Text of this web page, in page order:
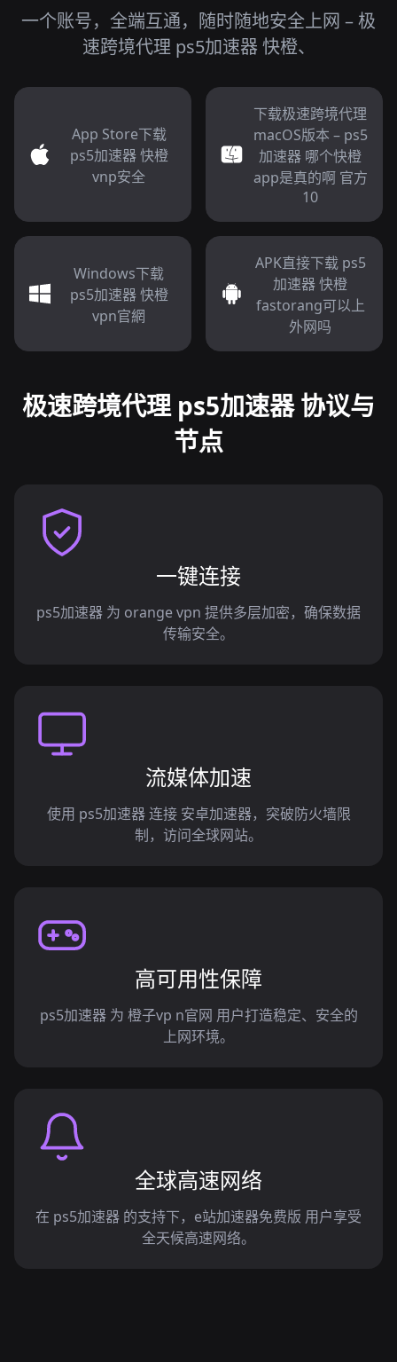
一个账号，全端互通，随时随地安全上网 – 极
速跨境代理 ps5加速器 快橙、
App Store下载
ps5加速器 快橙
vnp安全
下载极速跨境代理
macOS版本 – ps5
加速器 哪个快橙
app是真的啊 官方
10
Windows下载
ps5加速器 快橙
vpn官網
APK直接下载 ps5
加速器 快橙
fastorang可以上
外网吗
极速跨境代理 ps5加速器 协议与
节点
一键连接
ps5加速器 为 orange vpn 提供多层加密，确保数据
传输安全。
流媒体加速
使用 ps5加速器 连接 安卓加速器，突破防火墙限
制，访问全球网站。
高可用性保障
ps5加速器 为 橙子vp n官网 用户打造稳定、安全的
上网环境。
全球高速网络
在 ps5加速器 的支持下，e站加速器免费版 用户享受
全天候高速网络。